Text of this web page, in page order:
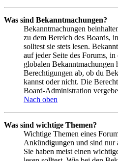
Was sind Bekanntmachungen?
Bekanntmachungen
zu dem Bereich des Boards,
solltest sie stets lesen.
auf jeder Seite des Forums,
globalen Bekanntmachungen
Berechtigungen ab, ob du
kannst oder nicht. Die
Board-Administration
Nach oben
Was sind wichtige Themen?
Wichtige Themen eines
Ankündigungen und sind nur
Sie haben meist einen